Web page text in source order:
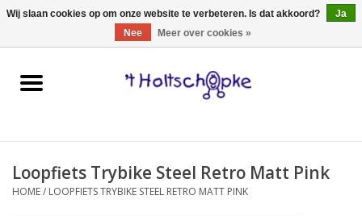
0 Artikelen - €0,00
Home
spellen
Loopfiets Trybike Steel Retro Matt Pink
HOME/ LOOPFIETS TRYBIKE STEEL RETRO MATT PINK
Wij slaan cookies op om onze website te verbeteren. Is dat akkoord?
Ja
Nee
Meer over cookies »